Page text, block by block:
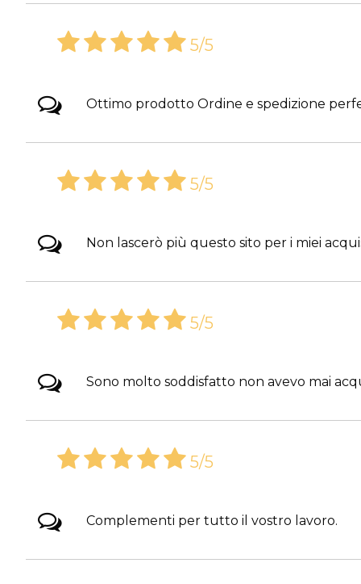
5/5
Ottimo prodotto Ordine e spedizione
5/5
Non lascerò più questo sito per i miei
5/5
Sono molto soddisfatto non avevo mai
5/5
Complementi per tutto il vostro lavoro.